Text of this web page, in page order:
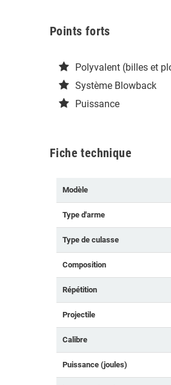
Points forts
Polyvalent (billes et
Système Blowback
Puissance
Fiche technique
Modèle
Type d'arme
Type de culasse
Composition
Répétition
Projectile
Calibre
Puissance (joules)